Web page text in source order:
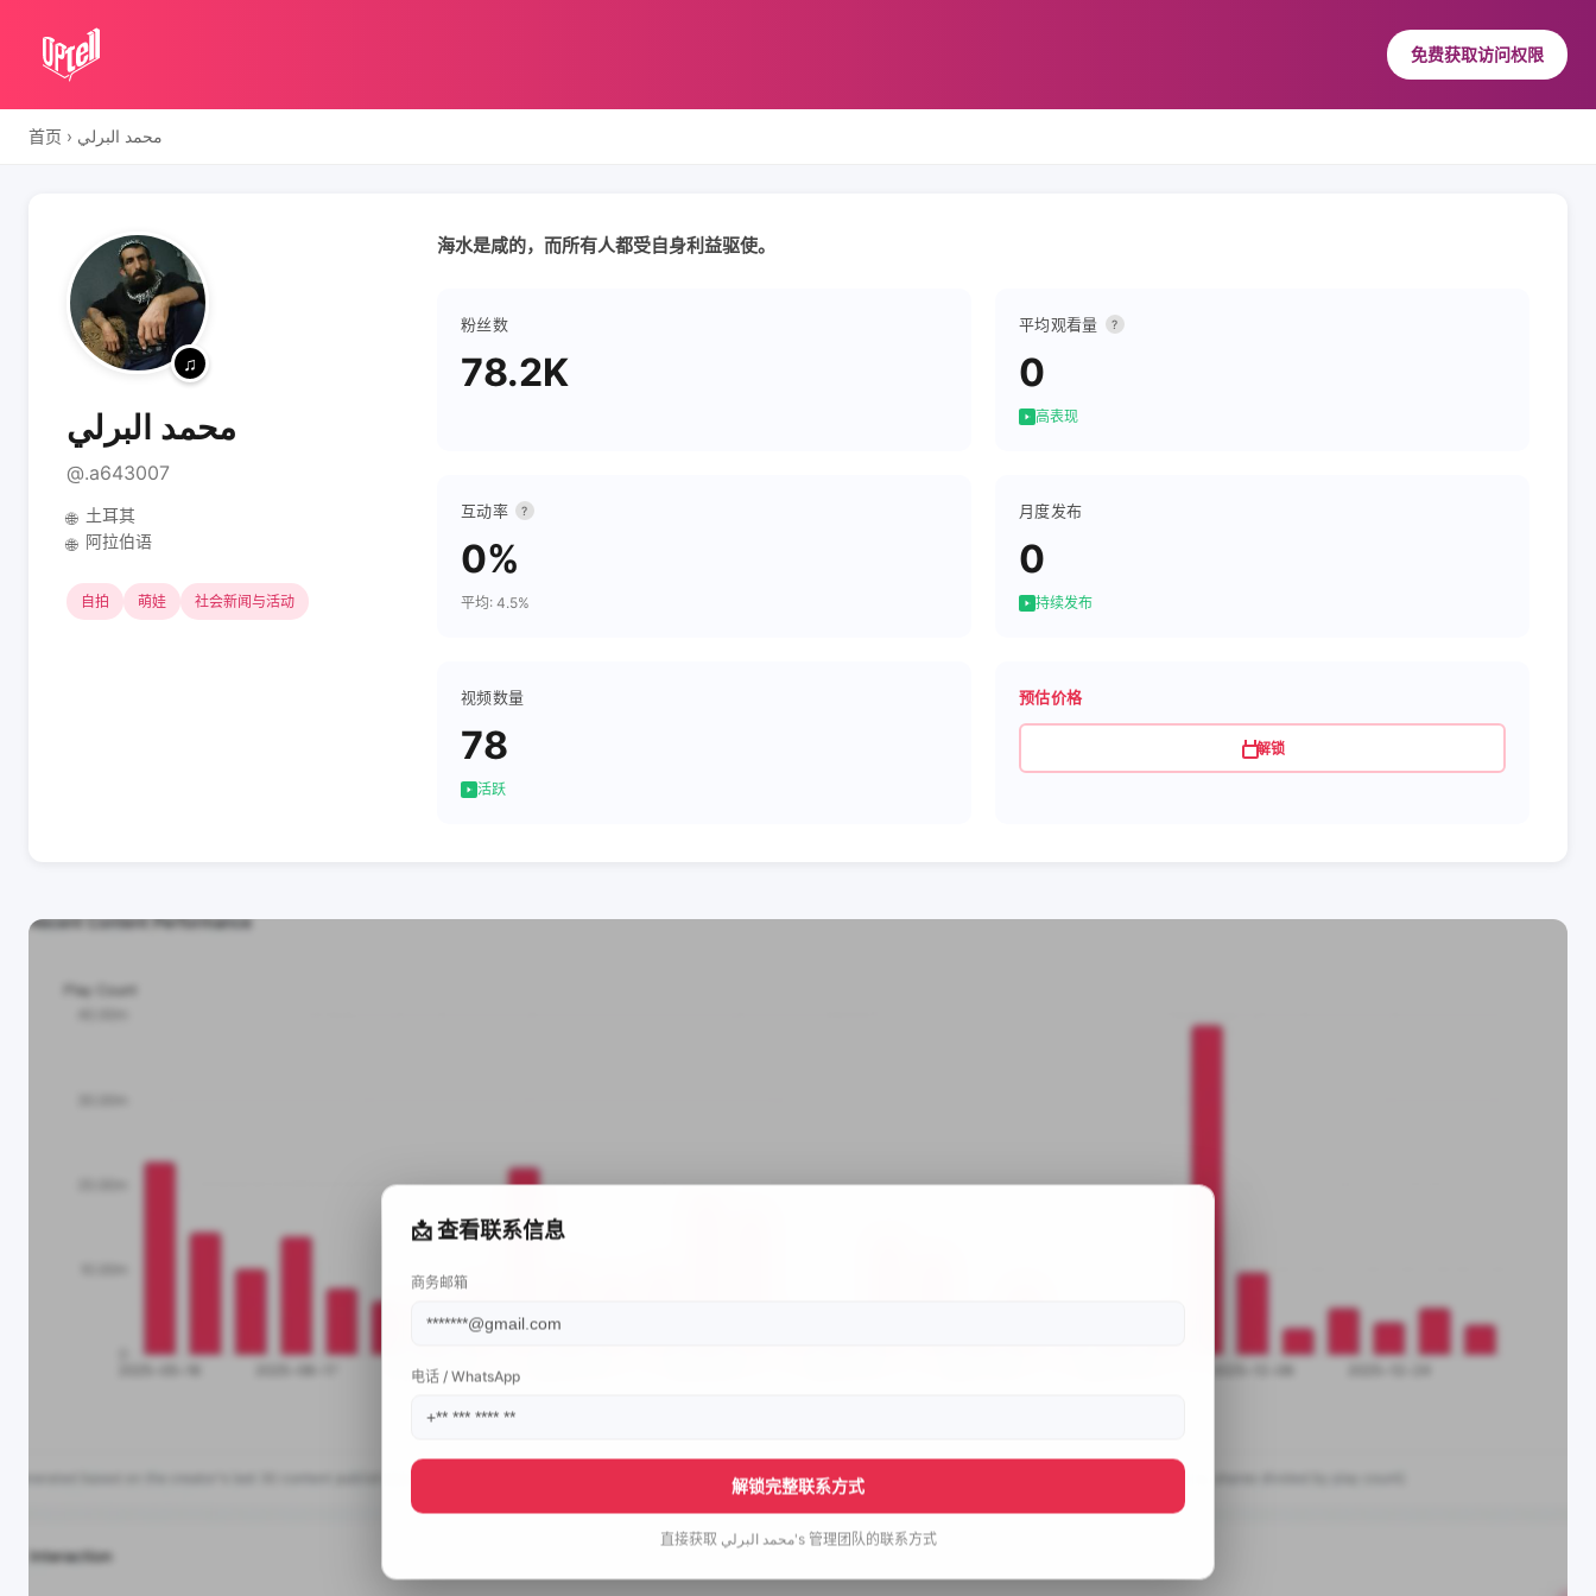
免费获取访问权限
首页 › محمد البرلي
محمد البرلي
@.a643007
🌐 土耳其
🌐 阿拉伯语
自拍 萌娃 社会新闻与活动
海水是咸的，而所有人都受自身利益驱使。
粉丝数
78.2K
平均观看量 ?
0
高表现
互动率 ?
0%
平均: 4.5%
月度发布
0
持续发布
视频数量
78
活跃
预估价格
解锁
📩 查看联系信息
商务邮箱
电话 / WhatsApp
解锁完整联系方式
直接获取 محمد البرلي's 管理团队的联系方式